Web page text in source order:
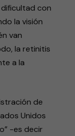
con
la visión
van
la retinitis
a la
de
Unidos
-es decir